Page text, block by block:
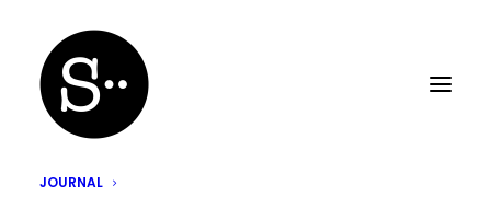
JOURNAL